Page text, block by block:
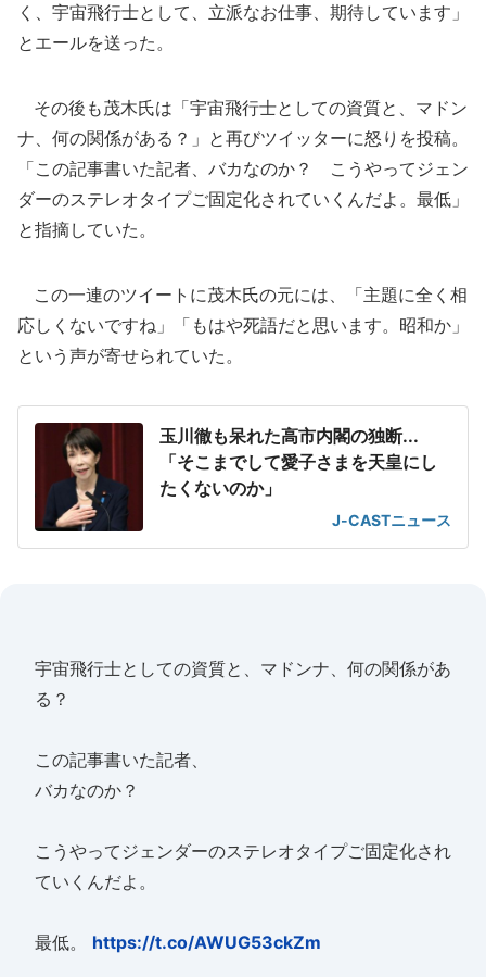
く、宇宙飛行士として、立派なお仕事、期待しています」
とエールを送った。
その後も茂木氏は「宇宙飛行士としての資質と、マドン
ナ、何の関係がある？」と再びツイッターに怒りを投稿。
「この記事書いた記者、バカなのか？ こうやってジェン
ダーのステレオタイプご固定化されていくんだよ。最低」
と指摘していた。
この一連のツイートに茂木氏の元には、「主題に全く相
応しくないですね」「もはや死語だと思います。昭和か」
という声が寄せられていた。
玉川徹も呆れた高市内閣の独断...
「そこまでして愛子さまを天皇にし
たくないのか」
J-CASTニュース
宇宙飛行士としての資質と、マドンナ、何の関係があ
る？
この記事書いた記者、
バカなのか？
こうやってジェンダーのステレオタイプご固定化され
ていくんだよ。
最低。 https://t.co/AWUG53ckZm